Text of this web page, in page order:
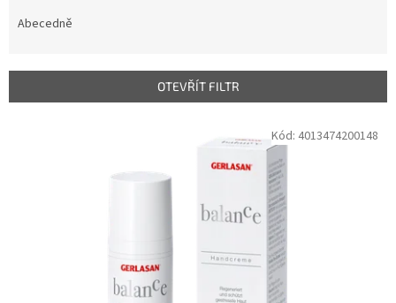
r
Abecedně
OTEVŘÍT FILTR
Kód: 4013474200148